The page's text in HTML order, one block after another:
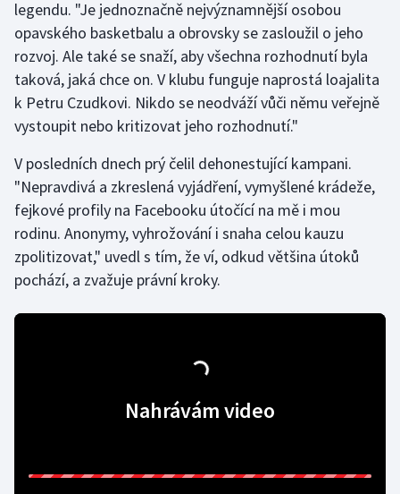
Stolní tenis
Triatlon
Veslování
Volejbal
Ostatní
legendu. "Je jednoznačně nejvýznamnější osobou
opavského basketbalu a obrovsky se zasloužil o jeho
rozvoj. Ale také se snaží, aby všechna rozhodnutí byla
taková, jaká chce on. V klubu funguje naprostá loajalita
k Petru Czudkovi. Nikdo se neodváží vůči němu veřejně
vystoupit nebo kritizovat jeho rozhodnutí."
V posledních dnech prý čelil dehonestující kampani.
"Nepravdivá a zkreslená vyjádření, vymyšlené krádeže,
fejkové profily na Facebooku útočící na mě i mou
rodinu. Anonymy, vyhrožování i snaha celou kauzu
zpolitizovat," uvedl s tím, že ví, odkud většina útoků
pochází, a zvažuje právní kroky.
Nahrávám video